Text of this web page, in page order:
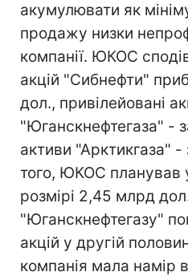
акумулювати як
продажу низки
компанії. ЮКОС
акцій "Сибнефти"
дол., привілейовані
"Юганскнефтегаза" -
активи "Арктикгаза"
того, ЮКОС планував
розмірі 2,45 млрд
"Юганскнефтегазу"
акцій у другій
компанія мала намір